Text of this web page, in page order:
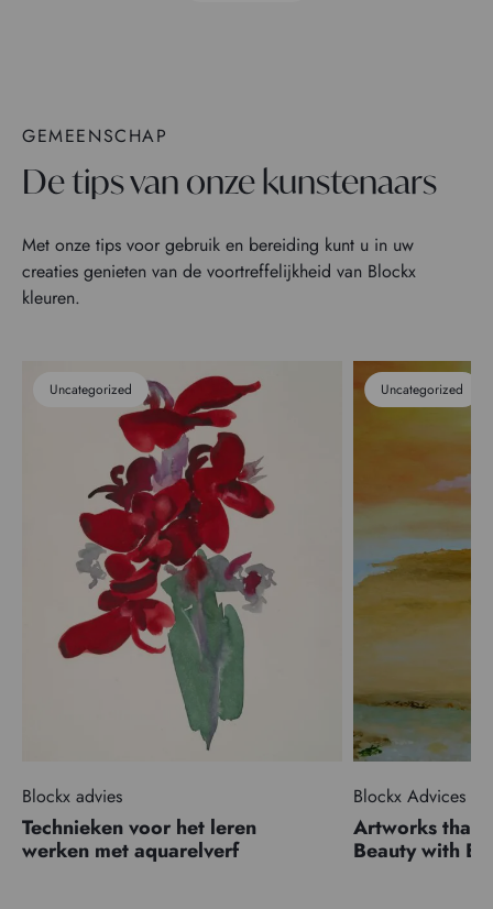
GEMEENSCHAP
De tips van onze kunstenaars
Met onze tips voor gebruik en bereiding kunt u in uw
creaties genieten van de voortreffelijkheid van Blockx
kleuren.
Uncategorized
Blockx advies
Technieken voor het leren
werken met aquarelverf
Uncategorized
Blockx Advices
Artworks that
Beauty with